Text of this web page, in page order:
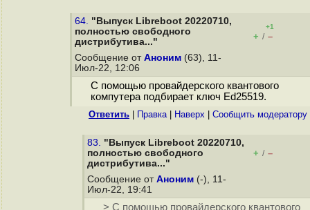
64. "Выпуск Libreboot 20220710,
полностью свободного
дистрибутива..."
+1
+ / –
Сообщение от Аноним (63), 11-
Июл-22, 12:06
С помощью провайдерского квантового
компутера подбирает ключ Ed25519.
Ответить Правка| Наверх Cообщить модератору
83. "Выпуск Libreboot 20220710,
полностью свободного
дистрибутива..."
+ / –
Сообщение от Аноним (-), 11-
Июл-22, 19:41
> С помощью провайдерского квантового